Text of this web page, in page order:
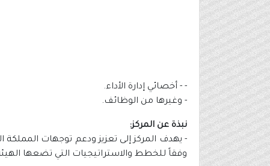
- - أخصائي إدارة الأداء.
- وغيرها من الوظائف.
نبذة عن المركز:
- يهدف المركز إلى تعزيز ودعم توجهات المملكة
وفقاً للخطط والاستراتيجيات التي تضعها